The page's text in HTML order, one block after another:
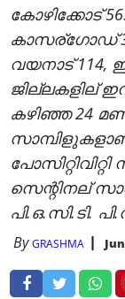
കോഴിക്കോട്
കാസര്ഗോഡ്
വയനാട് 114,
ജില്ലകളില്
കഴിഞ്ഞ 24
സെന്റിനല്
പി.ഒ.സി.ടി.
ByGRASHMA